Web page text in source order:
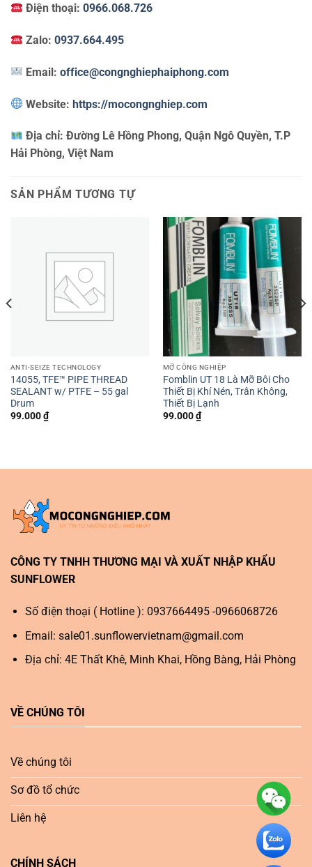
Điện thoại:0966.068.726
Zalo:0937.664.495
Email:office@congnghiephaiphong.com
Website:https://mocongnghiep.com
Địa chỉ:Đường Lê Hồng Phong, Quận Ngô Quyền, T.P
Hải Phòng, Việt Nam
SẢN PHẨM TƯƠNG TỰ
ANTI-SEIZE TECHNOLOGY
14055, TFE™ PIPE THREAD
SEALANT w/ PTFE – 55 gal
Drum
99.000₫
MỠ CÔNG NGHIỆP
Fomblin UT 18 Là Mỡ Bôi Cho
Thiết Bị Khí Nén, Trân Không,
Thiết Bị Lạnh
99.000₫
CÔNG TY TNHH THƯƠNG MẠI VÀ XUẤT NHẬP KHẨU
SUNFLOWER
Số điện thoại ( Hotline ): 0937664495 -0966068726
Email: sale01.sunflowervietnam@gmail.com
Địa chỉ: 4E Thất Khê, Minh Khai, Hồng Bàng, Hải Phòng
VỀ CHÚNG TÔI
Về chúng tôi
Sơ đồ tổ chức
Liên hệ
CHÍNH SÁCH